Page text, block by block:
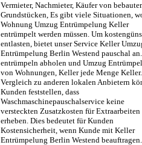
Vermieter, Nachmieter, Käufer von
Grundstücken, Es gibt viele Situationen,
Wohnung Umzug Entrümpelung Keller
entrümpelt werden müssen. Um
entlasten, bietet unser Service Keller
Entrümpelung Berlin Westend pauschal
entrümpeln abholen und Umzug
von Wohnungen, Keller jede Menge
Vergleich zu anderen lokalen Anbietern
Kunden feststellen, dass
Waschmaschinepauschalservice keine
versteckten Zusatzkosten für Extraarbeiten
erheben. Dies bedeutet für Kunden
Kostensicherheit, wenn Kunde mit Keller
Entrümpelung Berlin Westend beauftragen.